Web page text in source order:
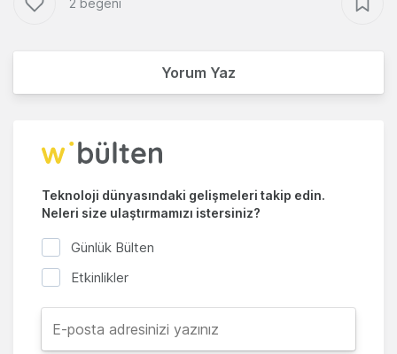
2 beğeni
Yorum Yaz
Teknoloji dünyasındaki gelişmeleri takip edin.
Neleri size ulaştırmamızı istersiniz?
Günlük Bülten
Etkinlikler